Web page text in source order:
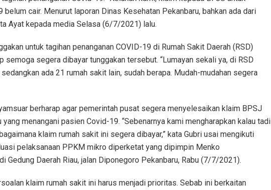
belum cair. Menurut laporan Dinas Kesehatan Pekanbaru, bahkan ada dari
Ayat kepada media Selasa (6/7/2021) lalu.
untuk tagihan penanganan COVID-19 di Rumah Sakit Daerah (RSD)
semoga segera dibayar tunggakan tersebut. “Lumayan sekali ya, di RSD
ada 21 rumah sakit lain, sudah berapa. Mudah-mudahan segera
berharap agar pemerintah pusat segera menyelesaikan klaim BPSJ
menangani pasien Covid-19. “Sebenarnya kami mengharapkan kalau tadi
klaim rumah sakit ini segera dibayar,” kata Gubri usai mengikuti
pelaksanaan PPKM mikro diperketat yang dipimpin Menko
Gedung Daerah Riau, jalan Diponegoro Pekanbaru, Rabu (7/7/2021).
klaim rumah sakit ini harus menjadi prioritas. Sebab ini berkaitan